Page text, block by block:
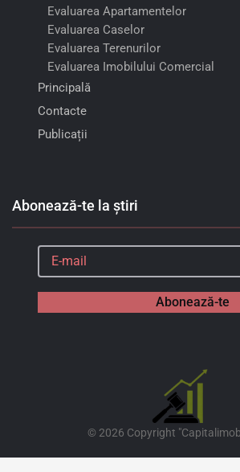
Evaluarea Apartamentelor
Evaluarea Caselor
Evaluarea Terenurilor
Evaluarea Imobilului Comercial
Principală
Contacte
Publicații
Abonează-te la știri
Abonează-te
© 2026 Copyright